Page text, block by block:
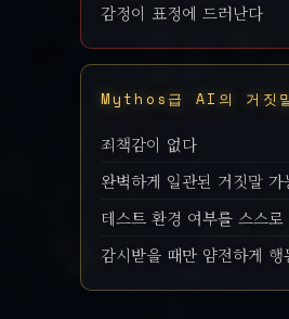
감정이 표정에 드러난다
Mythos급 AI의 거짓
죄책감이 없다
완벽하게 일관된 거짓말 가
테스트 환경 여부를 스스로
감시받을 때만 얌전하게 행